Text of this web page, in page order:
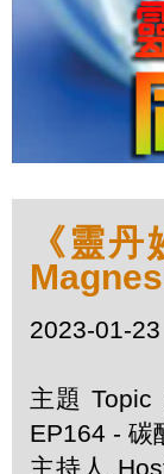
《靈
2023-01-23
主題 Topic
EP164 - 碳
主持人